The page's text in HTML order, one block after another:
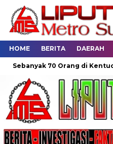
HOME BERITA DAERAH
70 Orang di Kentucky,